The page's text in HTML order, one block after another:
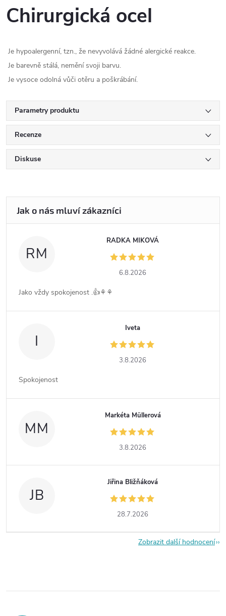
Chirurgická ocel
Je hypoalergenní, tzn., že nevyvolává žádné alergické reakce.
Je barevně stálá, nemění svoji barvu.
Je vysoce odolná vůči otěru a poškrábání.
Parametry produktu
Recenze
Diskuse
RM
RADKA MIKOVÁ
6.8.2026
Jako vždy spokojenost .👍⚘️⚘️
I
Iveta
3.8.2026
Spokojenost
MM
Markéta Müllerová
3.8.2026
JB
Jiřina Bližňáková
28.7.2026
Zobrazit další hodnocení